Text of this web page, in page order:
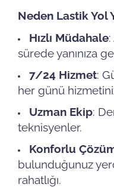
Neden Lastik Yol
Hızlı Müdahale
sürede yanınıza
7/24 Hizmet:
her günü
Uzman Ekip:
teknisyenler.
Konforlu
bulunduğunuz
rahatlığı.